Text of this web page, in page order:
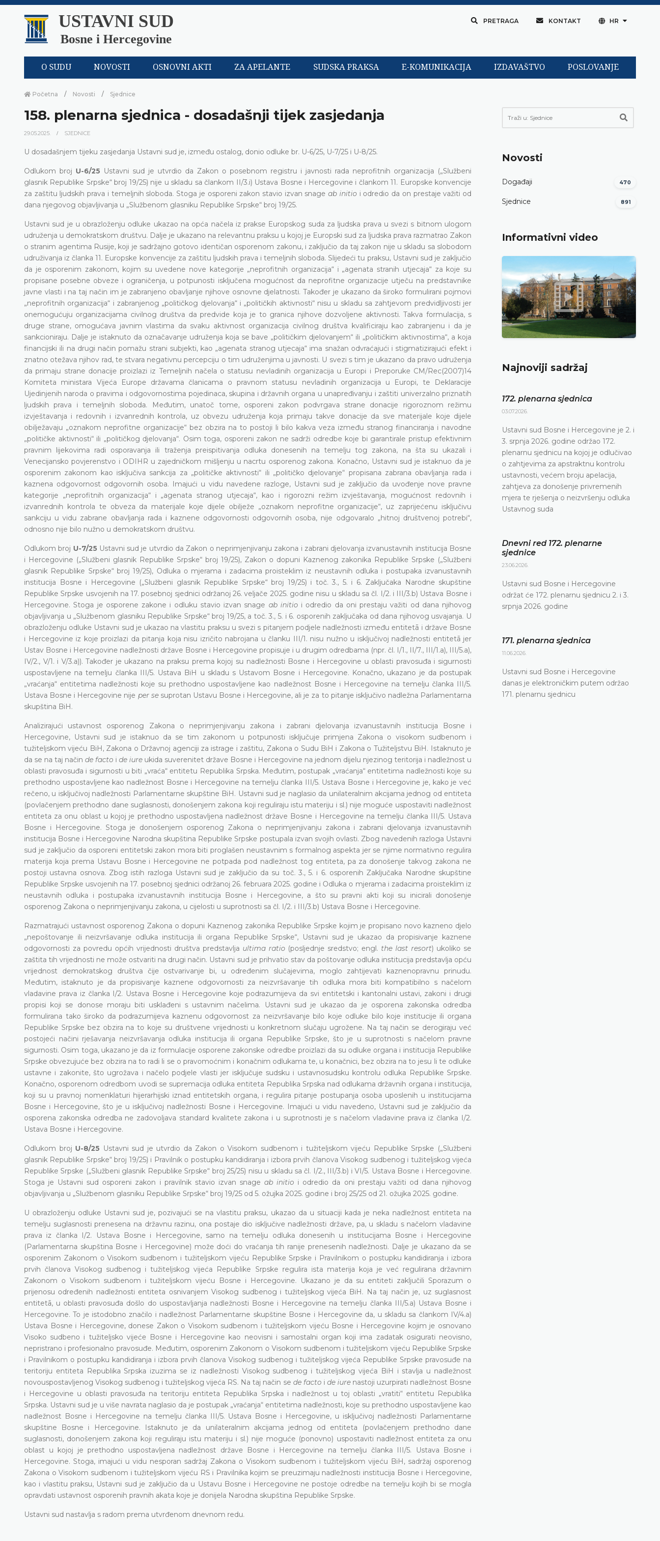
USTAVNI SUD
Bosne i Hercegovine
PRETRAGA KONTAKT HR
O SUDU NOVOSTI OSNOVNI AKTI ZA APELANTE SUDSKA PRAKSA E-KOMUNIKACIJA IZDAVAŠTVO POSLOVANJE
Početna Novosti Sjednice
158. plenarna sjednica - dosadašnji tijek zasjedanja
29.05.2025. SJEDNICE
U dosadašnjem tijeku zasjedanja Ustavni sud je, između ostalog, donio odluke br. U-6/25, U-7/25 i U-8/25.
Odlukom broj U-6/25 Ustavni sud je utvrdio da Zakon o posebnom registru i javnosti rada neprofitnih organizacija („Službeni
glasnik Republike Srpske“ broj 19/25) nije u skladu sa člankom II/3.i) Ustava Bosne i Hercegovine i člankom 11. Europske konvencije
za zaštitu ljudskih prava i temeljnih sloboda. Stoga je osporeni zakon stavio izvan snageab initio i odredio da on prestaje važiti od
dana njegovog objavljivanja u „Službenom glasniku Republike Srpske“ broj 19/25.
Ustavni sud je u obrazloženju odluke ukazao na opća načela iz prakse Europskog suda za ljudska prava u svezi s bitnom ulogom
udruženja u demokratskom društvu. Dalje je ukazano na relevantnu praksu u kojoj je Europski sud za ljudska prava razmatrao Zakon
o stranim agentima Rusije, koji je sadržajno gotovo identičan osporenom zakonu, i zaključio da taj zakon nije u skladu sa slobodom
udruživanja iz članka 11. Europske konvencije za zaštitu ljudskih prava i temeljnih sloboda. Slijedeći tu praksu, Ustavni sud je zaključio
da je osporenim zakonom, kojim su uvedene nove kategorije „neprofitnih organizacija“ i „agenata stranih utjecaja“ za koje su
propisane posebne obveze i ograničenja, u potpunosti isključena mogućnost da neprofitne organizacije utječu na predstavnike
javne vlasti i na taj način im je zabranjeno obavljanje njihove osnovne djelatnosti. Također je ukazano da široko formulirani pojmovi
„neprofitnih organizacija“ i zabranjenog „političkog djelovanja“ i „političkih aktivnosti“ nisu u skladu sa zahtjevom predvidljivosti jer
onemogućuju organizacijama civilnog društva da predvide koja je to granica njihove dozvoljene aktivnosti. Takva formulacija, s
druge strane, omogućava javnim vlastima da svaku aktivnost organizacija civilnog društva kvalificiraju kao zabranjenu i da je
sankcioniraju. Dalje je istaknuto da označavanje udruženja koja se bave „političkim djelovanjem“ ili „političkim aktivnostima“, a koja
financijski ili na drugi način pomažu strani subjekti, kao „agenata stranog utjecaja“ ima snažan odvraćajući i stigmatizirajući efekt i
znatno otežava njihov rad, te stvara negativnu percepciju o tim udruženjima u javnosti. U svezi s tim je ukazano da pravo udruženja
da primaju strane donacije proizlazi iz Temeljnih načela o statusu nevladinih organizacija u Europi i Preporuke CM/Rec(2007)14
Komiteta ministara Vijeća Europe državama članicama o pravnom statusu nevladinih organizacija u Europi, te Deklaracije
Ujedinjenih naroda o pravima i odgovornostima pojedinaca, skupina i državnih organa u unapređivanju i zaštiti univerzalno priznatih
ljudskih prava i temeljnih sloboda. Međutim, unatoč tome, osporeni zakon podvrgava strane donacije rigoroznom režimu
izvještavanja i redovnih i izvanrednih kontrola, uz obvezu udruženja koja primaju takve donacije da sve materijale koje dijele
obilježavaju „oznakom neprofitne organizacije“ bez obzira na to postoji li bilo kakva veza između stranog financiranja i navodne
„političke aktivnosti“ ili „političkog djelovanja“. Osim toga, osporeni zakon ne sadrži odredbe koje bi garantirale pristup efektivnim
pravnim lijekovima radi osporavanja ili traženja preispitivanja odluka donesenih na temelju tog zakona, na šta su ukazali i
Venecijansko povjerenstvo i ODIHR u zajedničkom mišljenju u nacrtu osporenog zakona. Konačno, Ustavni sud je istaknuo da je
osporenim zakonom kao isključiva sankcija za „političke aktivnosti“ ili „političko djelovanje“ propisana zabrana obavljanja rada i
kaznena odgovornost odgovornih osoba. Imajući u vidu navedene razloge, Ustavni sud je zaključio da uvođenje nove pravne
kategorije „neprofitnih organizacija“ i „agenata stranog utjecaja“, kao i rigorozni režim izvještavanja, mogućnost redovnih i
izvanrednih kontrola te obveza da materijale koje dijele obilježe „oznakom neprofitne organizacije“, uz zaprijećenu isključivu
sankciju u vidu zabrane obavljanja rada i kaznene odgovornosti odgovornih osoba, nije odgovaralo „hitnoj društvenoj potrebi“,
odnosno nije bilo nužno u demokratskom društvu.
Odlukom broj U-7/25Ustavni sud je utvrdio da Zakon o neprimjenjivanju zakona i zabrani djelovanja izvanustavnih institucija Bosne
i Hercegovine („Službeni glasnik Republike Srpske“ broj 19/25), Zakon o dopuni Kaznenog zakonika Republike Srpske („Službeni
glasnik Republike Srpske“ broj 19/25), Odluka o mjerama i zadacima proisteklim iz neustavnih odluka i postupaka izvanustavnih
institucija Bosne i Hercegovine („Službeni glasnik Republike Srpske“ broj 19/25) i toč. 3., 5. i 6. Zaključaka Narodne skupštine
Republike Srpske usvojenih na 17. posebnoj sjednici održanoj 26. veljače 2025. godine nisu u skladu sa čl. I/2. i III/3.b) Ustava Bosne i
Hercegovine. Stoga je osporene zakone i odluku stavio izvan snage ab initio i odredio da oni prestaju važiti od dana njihovog
objavljivanja u „Službenom glasniku Republike Srpske“ broj 19/25, a toč. 3., 5. i 6. osporenih zaključaka od dana njihovog usvajanja. U
obrazloženju odluke Ustavni sud je ukazao na vlastitu praksu u svezi s pitanjem podjele nadležnosti između entitetā i države Bosne
i Hercegovine iz koje proizlazi da pitanja koja nisu izričito nabrojana u članku III/1. nisu nužno u isključivoj nadležnosti entitetā jer
Ustav Bosne i Hercegovine nadležnosti države Bosne i Hercegovine propisuje i u drugim odredbama (npr. čl. I/1., II/7., III/1.a), III/5.a),
IV/2., V/1. i V/3.a)). Također je ukazano na praksu prema kojoj su nadležnosti Bosne i Hercegovine u oblasti pravosuđa i sigurnosti
uspostavljene na temelju članka III/5. Ustava BiH u skladu s Ustavom Bosne i Hercegovine. Konačno, ukazano je da postupak
„vraćanja“ entitetima nadležnosti koje su prethodno uspostavljene kao nadležnost Bosne i Hercegovine na temelju članka III/5.
Ustava Bosne i Hercegovine nije per sesuprotan Ustavu Bosne i Hercegovine, ali je za to pitanje isključivo nadležna Parlamentarna
skupština BiH.
Analizirajući ustavnost osporenog Zakona o neprimjenjivanju zakona i zabrani djelovanja izvanustavnih institucija Bosne i
Hercegovine, Ustavni sud je istaknuo da se tim zakonom u potpunosti isključuje primjena Zakona o visokom sudbenom i
tužiteljskom vijeću BiH, Zakona o Državnoj agenciji za istrage i zaštitu, Zakona o Sudu BiH i Zakona o Tužiteljstvu BiH. Istaknuto je
da se na taj način de facto i de iure ukida suverenitet države Bosne i Hercegovine na jednom dijelu njezinog teritorija i nadležnost u
oblasti pravosuđa i sigurnosti u biti „vraća“ entitetu Republika Srpska. Međutim, postupak „vraćanja“ entitetima nadležnosti koje su
prethodno uspostavljene kao nadležnost Bosne i Hercegovine na temelju članka III/5. Ustava Bosne i Hercegovine je, kako je već
rečeno, u isključivoj nadležnosti Parlamentarne skupštine BiH. Ustavni sud je naglasio da unilateralnim akcijama jednog od entiteta
(povlačenjem prethodno dane suglasnosti, donošenjem zakona koji reguliraju istu materiju i sl.) nije moguće uspostaviti nadležnost
entiteta za onu oblast u kojoj je prethodno uspostavljena nadležnost države Bosne i Hercegovine na temelju članka III/5. Ustava
Bosne i Hercegovine. Stoga je donošenjem osporenog Zakona o neprimjenjivanju zakona i zabrani djelovanja izvanustavnih
institucija Bosne i Hercegovine Narodna skupština Republike Srpske postupala izvan svojih ovlasti. Zbog navedenih razloga Ustavni
sud je zaključio da osporeni entitetski zakon mora biti proglašen neustavnim s formalnog aspekta jer se njime normativno regulira
materija koja prema Ustavu Bosne i Hercegovine ne potpada pod nadležnost tog entiteta, pa za donošenje takvog zakona ne
postoji ustavna osnova. Zbog istih razloga Ustavni sud je zaključio da su toč. 3., 5. i 6. osporenih Zaključaka Narodne skupštine
Republike Srpske usvojenih na 17. posebnoj sjednici održanoj 26. februara 2025. godine i Odluka o mjerama i zadacima proisteklim iz
neustavnih odluka i postupaka izvanustavnih institucija Bosne i Hercegovine, a što su pravni akti koji su inicirali donošenje
osporenog Zakona o neprimjenjivanju zakona, u cijelosti u suprotnosti sa čl. I/2. i III/3.b) Ustava Bosne i Hercegovine.
Razmatrajući ustavnost osporenog Zakona o dopuni Kaznenog zakonika Republike Srpske kojim je propisano novo kazneno djelo
„nepoštovanje ili neizvršavanje odluka institucija ili organa Republike Srpske“, Ustavni sud je ukazao da propisivanje kaznene
odgovornosti za povredu općih vrijednosti društva predstavlja ultima ratio (posljednje sredstvo; engl. the last resort) ukoliko se
zaštita tih vrijednosti ne može ostvariti na drugi način. Ustavni sud je prihvatio stav da poštovanje odluka institucija predstavlja opću
vrijednost demokratskog društva čije ostvarivanje bi, u određenim slučajevima, moglo zahtijevati kaznenopravnu prinudu.
Međutim, istaknuto je da propisivanje kaznene odgovornosti za neizvršavanje tih odluka mora biti kompatibilno s načelom
vladavine prava iz članka I/2. Ustava Bosne i Hercegovine koje podrazumijeva da svi entitetski i kantonalni ustavi, zakoni i drugi
propisi koji se donose moraju biti usklađeni s ustavnim načelima. Ustavni sud je ukazao da je osporena zakonska odredba
formulirana tako široko da podrazumijeva kaznenu odgovornost za neizvršavanje bilo koje odluke bilo koje institucije ili organa
Republike Srpske bez obzira na to koje su društvene vrijednosti u konkretnom slučaju ugrožene. Na taj način se derogiraju već
postojeći načini rješavanja neizvršavanja odluka institucija ili organa Republike Srpske, što je u suprotnosti s načelom pravne
sigurnosti. Osim toga, ukazano je da iz formulacije osporene zakonske odredbe proizlazi da su odluke organa i institucija Republike
Srpske obvezujuće bez obzira na to radi li se o pravomoćnim i konačnim odlukama te, u konačnici, bez obzira na to jesu li te odluke
ustavne i zakonite, što ugrožava i načelo podjele vlasti jer isključuje sudsku i ustavnosudsku kontrolu odluka Republike Srpske.
Konačno, osporenom odredbom uvodi se supremacija odluka entiteta Republika Srpska nad odlukama državnih organa i institucija,
koji su u pravnoj nomenklaturi hijerarhijski iznad entitetskih organa, i regulira pitanje postupanja osoba uposlenih u institucijama
Bosne i Hercegovine, što je u isključivoj nadležnosti Bosne i Hercegovine. Imajući u vidu navedeno, Ustavni sud je zaključio da
osporena zakonska odredba ne zadovoljava standard kvalitete zakona i u suprotnosti je s načelom vladavine prava iz članka I/2.
Ustava Bosne i Hercegovine.
Odlukom broj U-8/25 Ustavni sud je utvrdio da Zakon o Visokom sudbenom i tužiteljskom vijeću Republike Srpske („Službeni
glasnik Republike Srpske“ broj 19/25) i Pravilnik o postupku kandidiranja i izbora prvih članova Visokog sudbenog i tužiteljskog vijeća
Republike Srpske („Službeni glasnik Republike Srpske“ broj 25/25) nisu u skladu sa čl. I/2., III/3.b) i VI/5. Ustava Bosne i Hercegovine.
Stoga je Ustavni sud osporeni zakon i pravilnik stavio izvan snageab initio i odredio da oni prestaju važiti od dana njihovog
objavljivanja u „Službenom glasniku Republike Srpske“ broj 19/25 od 5. ožujka 2025. godine i broj 25/25 od 21. ožujka 2025. godine.
U obrazloženju odluke Ustavni sud je, pozivajući se na vlastitu praksu, ukazao da u situaciji kada je neka nadležnost entiteta na
temelju suglasnosti prenesena na državnu razinu, ona postaje dio isključive nadležnosti države, pa, u skladu s načelom vladavine
prava iz članka I/2. Ustava Bosne i Hercegovine, samo na temelju odluka donesenih u institucijama Bosne i Hercegovine
(Parlamentarna skupština Bosne i Hercegovine) može doći do vraćanja tih ranije prenesenih nadležnosti. Dalje je ukazano da se
osporenim Zakonom o Visokom sudbenom i tužiteljskom vijeću Republike Srpske i Pravilnikom o postupku kandidiranja i izbora
prvih članova Visokog sudbenog i tužiteljskog vijeća Republike Srpske regulira ista materija koja je već regulirana državnim
Zakonom o Visokom sudbenom i tužiteljskom vijeću Bosne i Hercegovine. Ukazano je da su entiteti zaključili Sporazum o
prijenosu određenih nadležnosti entiteta osnivanjem Visokog sudbenog i tužiteljskog vijeća BiH. Na taj način je, uz suglasnost
entitetā, u oblasti pravosuđa došlo do uspostavljanja nadležnosti Bosne i Hercegovine na temelju članka III/5.a) Ustava Bosne i
Hercegovine. To je istodobno značilo i nadležnost Parlamentarne skupštine Bosne i Hercegovine da, u skladu sa člankom IV/4.a)
Ustava Bosne i Hercegovine, donese Zakon o Visokom sudbenom i tužiteljskom vijeću Bosne i Hercegovine kojim je osnovano
Visoko sudbeno i tužiteljsko vijeće Bosne i Hercegovine kao neovisni i samostalni organ koji ima zadatak osigurati neovisno,
nepristrano i profesionalno pravosuđe. Međutim, osporenim Zakonom o Visokom sudbenom i tužiteljskom vijeću Republike Srpske
i Pravilnikom o postupku kandidiranja i izbora prvih članova Visokog sudbenog i tužiteljskog vijeća Republike Srpske pravosuđe na
teritoriju entiteta Republika Srpska izuzima se iz nadležnosti Visokog sudbenog i tužiteljskog vijeća BiH i stavlja u nadležnost
novouspostavljenog Visоkog sudbenog i tužiteljskog vijeća RS. Na taj način se de facto i de iurenastoji uzurpirati nadležnost Bosne
i Hercegovine u oblasti pravosuđa na teritoriju entiteta Republika Srpska i nadležnost u toj oblasti „vratiti“ entitetu Republika
Srpska. Ustavni sud je u više navrata naglasio da je postupak „vraćanja“ entitetima nadležnosti, koje su prethodno uspostavljene kao
nadležnost Bosne i Hercegovine na temelju članka III/5. Ustava Bosne i Hercegovine, u isključivoj nadležnosti Parlamentarne
skupštine Bosne i Hercegovine. Istaknuto je da unilateralnim akcijama jednog od entiteta (povlačenjem prethodno dane
suglasnosti, donošenjem zakona koji reguliraju istu materiju i sl.) nije moguće (ponovno) uspostaviti nadležnost entiteta za onu
oblast u kojoj je prethodno uspostavljena nadležnost države Bosne i Hercegovine na temelju članka III/5. Ustava Bosne i
Hercegovine. Stoga, imajući u vidu nesporan sadržaj Zakona o Visokom sudbenom i tužiteljskom vijeću BiH, sadržaj osporenog
Zakona o Visokom sudbenom i tužiteljskom vijeću RS i Pravilnika kojim se preuzimaju nadležnosti institucija Bosne i Hercegovine,
kao i vlastitu praksu, Ustavni sud je zaključio da u Ustavu Bosne i Hercegovine ne postoje odredbe na temelju kojih bi se mogla
opravdati ustavnost osporenih pravnih akata koje je donijela Narodna skupština Republike Srpske.
Ustavni sud nastavlja s radom prema utvrđenom dnevnom redu.
Novosti
Događaji 470
Sjednice 891
Informativni video
Najnoviji sadržaj
172. plenarna sjednica
03.07.2026.
Ustavni sud Bosne i Hercegovine je 2. i
3. srpnja 2026. godine održao 172.
plenarnu sjednicu na kojoj je odlučivao
o zahtjevima za apstraktnu kontrolu
ustavnosti, većem broju apelacija,
zahtjeva za donošenje privremenih
mjera te rješenja o neizvršenju odluka
Ustavnog suda
Dnevni red 172. plenarne
sjednice
23.06.2026.
Ustavni sud Bosne i Hercegovine
održat će 172. plenarnu sjednicu 2. i 3.
srpnja 2026. godine
171. plenarna sjednica
11.06.2026.
Ustavni sud Bosne i Hercegovine
danas je elektroničkim putem održao
171. plenarnu sjednicu